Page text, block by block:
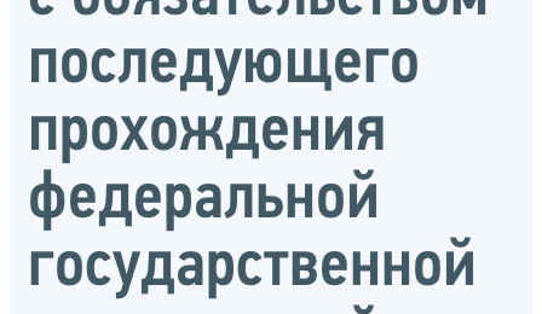
последующего
прохождения
федеральной
государственной